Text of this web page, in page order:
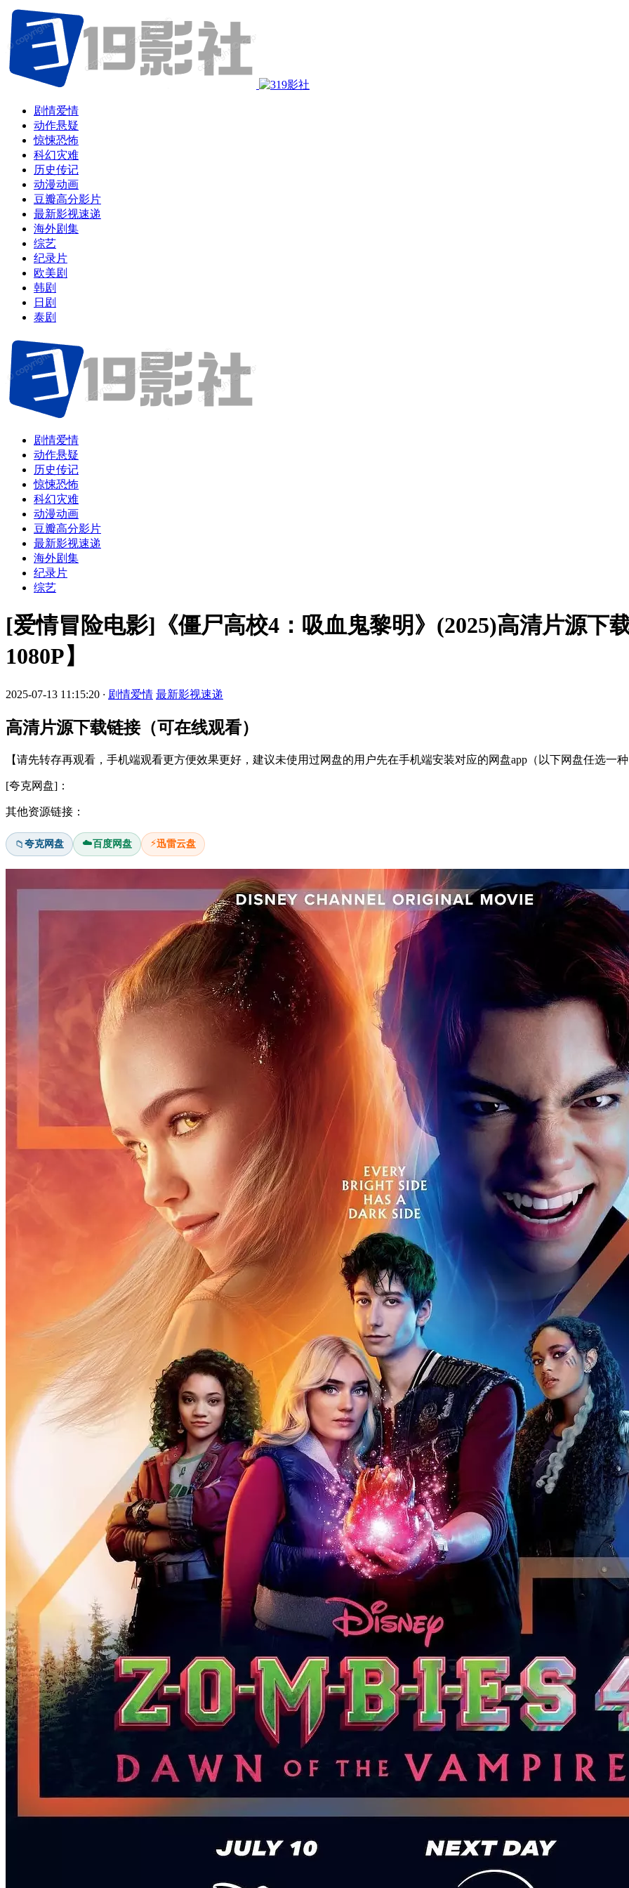
剧情爱情
动作悬疑
惊悚恐怖
科幻灾难
历史传记
动漫动画
豆瓣高分影片
最新影视速递
海外剧集
综艺
纪录片
欧美剧
韩剧
日剧
泰剧
剧情爱情
动作悬疑
历史传记
惊悚恐怖
科幻灾难
动漫动画
豆瓣高分影片
最新影视速递
海外剧集
纪录片
综艺
[爱情冒险电影]《僵尸高校4：吸血鬼黎明》(2025)高清片源下
1080P】
2025-07-13 11:15:20 · 剧情爱情 最新影视速递
高清片源下载链接（可在线观看）
【请先转存再观看，手机端观看更方便效果更好，建议未使用过网盘的用户先在手机端安装对应的网盘app（以下网盘任选一
[夸克网盘]：
其他资源链接：
📁夸克网盘 ☁️百度网盘 ⚡迅雷云盘